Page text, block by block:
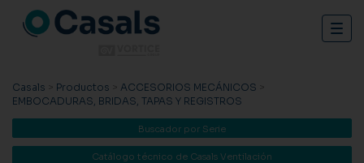
Casals > Productos > ACCESORIOS MECÁNICOS >
EMBOCADURAS, BRIDAS, TAPAS Y REGISTROS
Buscador por Serie
Catálogo técnico de Casals Ventilación